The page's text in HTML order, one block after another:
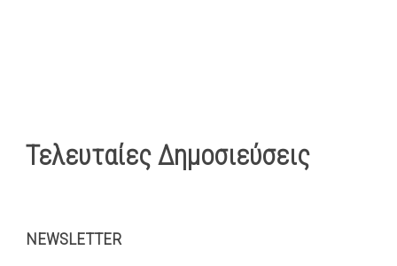
Τελευταίες Δημοσιεύσεις
NEWSLETTER